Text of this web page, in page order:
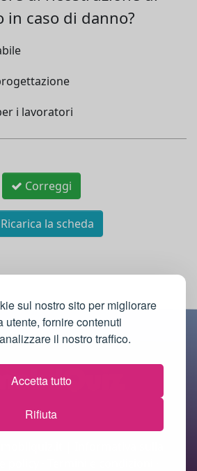
sul nostro sito per migliorare
utente, fornire contenuti
il nostro traffico.
Accetta tutto
Rifiuta
in caso di danno?
i lavoratori
Correggi
Ricarica la scheda
|